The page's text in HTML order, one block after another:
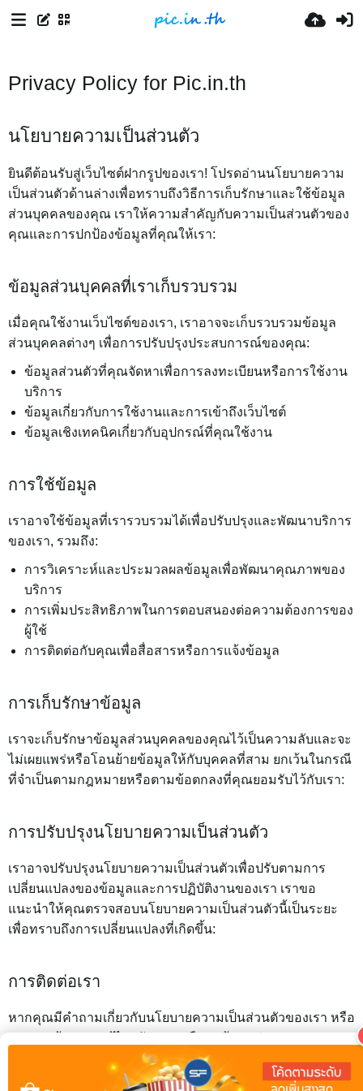
Privacy Policy for Pic.in.th
นโยบายความเป็นส่วนตัว
ยินดีต้อนรับสู่เว็บไซต์ฝากรูปของเรา! โปรดอ่านนโยบายความ
เป็นส่วนตัวด้านล่างเพื่อทราบถึงวิธีการเก็บรักษาและใช้ข้อมูล
ส่วนบุคคลของคุณ เราให้ความสำคัญกับความเป็นส่วนตัวของ
คุณและการปกป้องข้อมูลที่คุณให้เรา:
ข้อมูลส่วนบุคคลที่เราเก็บรวบรวม
เมื่อคุณใช้งานเว็บไซต์ของเรา, เราอาจจะเก็บรวบรวมข้อมูล
ส่วนบุคคลต่างๆ เพื่อการปรับปรุงประสบการณ์ของคุณ:
ข้อมูลส่วนตัวที่คุณจัดหาเพื่อการลงทะเบียนหรือการใช้งาน
บริการ
ข้อมูลเกี่ยวกับการใช้งานและการเข้าถึงเว็บไซต์
ข้อมูลเชิงเทคนิคเกี่ยวกับอุปกรณ์ที่คุณใช้งาน
การใช้ข้อมูล
เราอาจใช้ข้อมูลที่เรารวบรวมได้เพื่อปรับปรุงและพัฒนาบริการ
ของเรา, รวมถึง:
การวิเคราะห์และประมวลผลข้อมูลเพื่อพัฒนาคุณภาพของ
บริการ
การเพิ่มประสิทธิภาพในการตอบสนองต่อความต้องการของ
ผู้ใช้
การติดต่อกับคุณเพื่อสื่อสารหรือการแจ้งข้อมูล
การเก็บรักษาข้อมูล
เราจะเก็บรักษาข้อมูลส่วนบุคคลของคุณไว้เป็นความลับและจะ
ไม่เผยแพร่หรือโอนย้ายข้อมูลให้กับบุคคลที่สาม ยกเว้นในกรณี
ที่จำเป็นตามกฎหมายหรือตามข้อตกลงที่คุณยอมรับไว้กับเรา:
การปรับปรุงนโยบายความเป็นส่วนตัว
เราอาจปรับปรุงนโยบายความเป็นส่วนตัวเพื่อปรับตามการ
เปลี่ยนแปลงของข้อมูลและการปฏิบัติงานของเรา เราขอ
แนะนำให้คุณตรวจสอบนโยบายความเป็นส่วนตัวนี้เป็นระยะ
เพื่อทราบถึงการเปลี่ยนแปลงที่เกิดขึ้น:
การติดต่อเรา
หากคุณมีคำถามเกี่ยวกับนโยบายความเป็นส่วนตัวของเรา หรือ
คุณ โปรดติดต่อเราทางอีเมลที่
info@pic.in.th
ขอบคุณที่ใช้บริการเว็บไซต์ฝากรูปของเรา!